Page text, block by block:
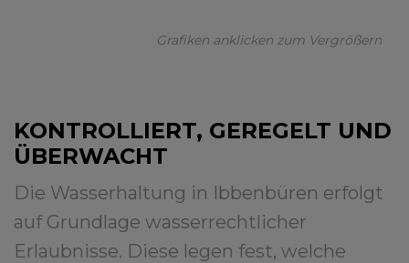
Grafiken anklicken zum Vergrößern
KONTROLLIERT, GEREGELT UND
ÜBERWACHT
Die Wasserhaltung in Ibbenbüren erfolgt
auf Grundlage wasserrechtlicher
Erlaubnisse. Diese legen fest, welche